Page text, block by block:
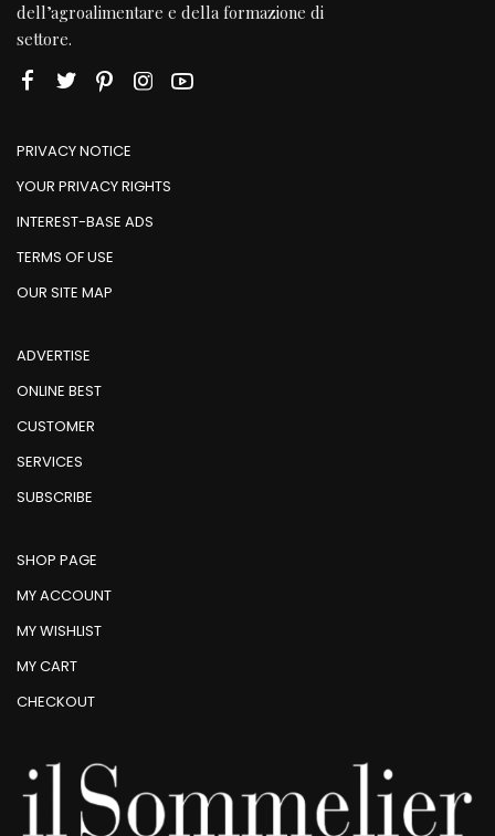
dell’agroalimentare e della formazione di
settore.
PRIVACY NOTICE
YOUR PRIVACY RIGHTS
INTEREST-BASE ADS
TERMS OF USE
OUR SITE MAP
ADVERTISE
ONLINE BEST
CUSTOMER
SERVICES
SUBSCRIBE
SHOP PAGE
MY ACCOUNT
MY WISHLIST
MY CART
CHECKOUT